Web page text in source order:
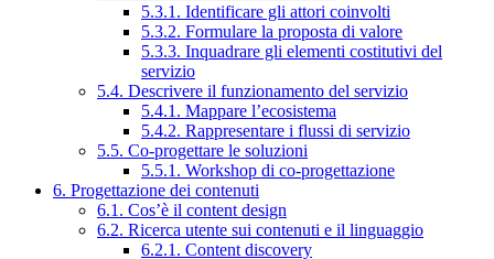
5.3.1. Identificare gli attori coinvolti
5.3.2. Formulare la proposta di valore
5.3.3. Inquadrare gli elementi costitutivi del
servizio
5.4. Descrivere il funzionamento del servizio
5.4.1. Mappare l’ecosistema
5.4.2. Rappresentare i flussi di servizio
5.5. Co-progettare le soluzioni
5.5.1. Workshop di co-progettazione
6. Progettazione dei contenuti
6.1. Cos’è il content design
6.2. Ricerca utente sui contenuti e il linguaggio
6.2.1. Content discovery